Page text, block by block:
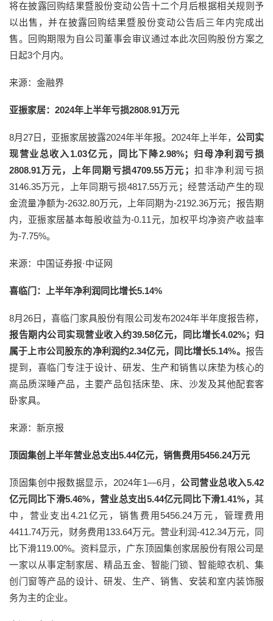
将在披露回购结果暨股份变动公告十二个月后根据相关规则予
以出售，并在披露回购结果暨股份变动公告后三年内完成出
售。回购期限为自公司董事会审议通过本此次回购股份方案之
日起3个月内。
来源：金融界
亚振家居：2024年上半年亏损2808.91万元
8月27日，亚振家居披露2024年半年报。2024年上半年， 公司实
现营业总收入1.03亿元，同比下降2.98%；归母净利润亏损
2808.91万元，上年同期亏损4709.55万元； 扣非净利润亏损
3146.35万元，上年同期亏损4817.55万元；经营活动产生的现
金流量净额为-2632.80万元，上年同期为-2192.36万元；报告期
内，亚振家居基本每股收益为-0.11元，加权平均净资产收益率
为-7.75%。
来源：中国证券报·中证网
喜临门：上半年净利润同比增长5.14%
8月26日，喜临门家具股份有限公司发布2024年半年度报告称，
报告期内公司实现营业收入约39.58亿元，同比增长4.02%；归
属于上市公司股东的净利润约2.34亿元，同比增长5.14%。 报告
提到，喜临门专注于设计、研发、生产和销售以床垫为核心的
高品质深睡产品，主要产品包括床垫、床、沙发及其他配套客
卧家具。
来源：新京报
顶固集创上半年营业总支出5.44亿元，销售费用5456.24万元
顶固集创中报数据显示，2024年1—6月，公司营业总收入5.42
亿元同比下滑5.46%，营业总支出5.44亿元同比下滑1.41%， 其
中，营业支出4.21亿元，销售费用5456.24万元，管理费用
4411.74万元，财务费用133.64万元。营业利润-412.34万元，同
比下滑119.00%。资料显示，广东顶固集创家居股份有限公司是
一家以从事定制家居、精品五金、智能门锁、智能晾衣机、集
创门窗等产品的设计、研发、生产、销售、安装和室内装饰服
务为主的企业。